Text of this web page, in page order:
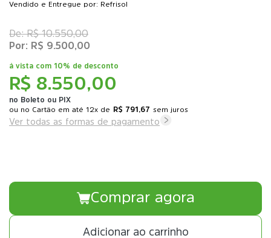
Vendido e Entregue por: Refrisol
R$ 8.550,00
no Boleto ou PIX
à vista com 10% de desconto
R$ 10.550,00
R$ 9.500,00
ou 12x de R$ 791,67 sem juros
Ver todas as formas de pagamento
Adicionar ao carrinho
Comprar agora